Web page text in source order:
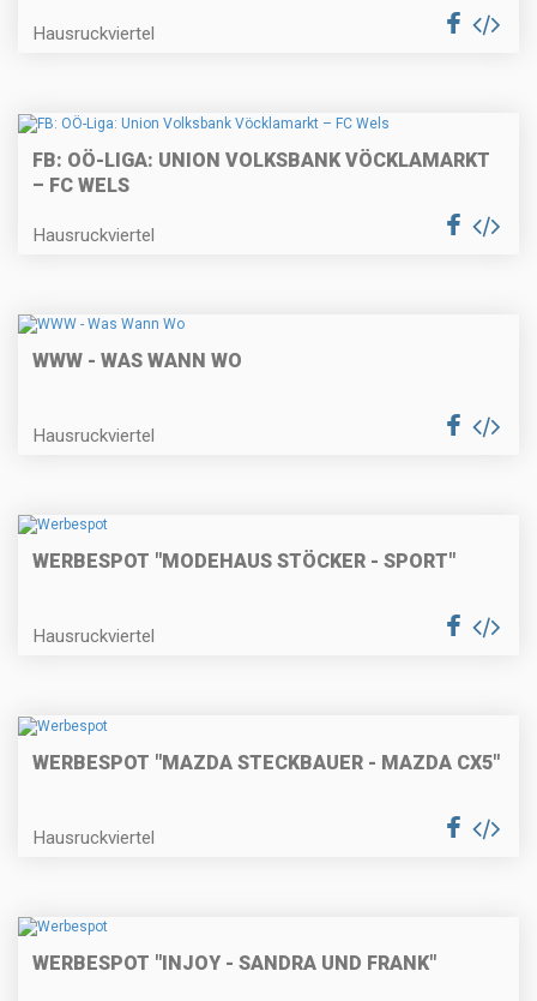
Hausruckviertel
FB: OÖ-LIGA: UNION VOLKSBANK VÖCKLAMARKT
– FC WELS
Hausruckviertel
WWW - WAS WANN WO
Hausruckviertel
WERBESPOT "MODEHAUS STÖCKER - SPORT"
Hausruckviertel
WERBESPOT "MAZDA STECKBAUER - MAZDA CX5"
Hausruckviertel
WERBESPOT "INJOY - SANDRA UND FRANK"